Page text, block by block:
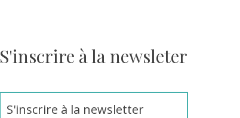
S'inscrire à la newsleter
S'inscrire à la newsletter